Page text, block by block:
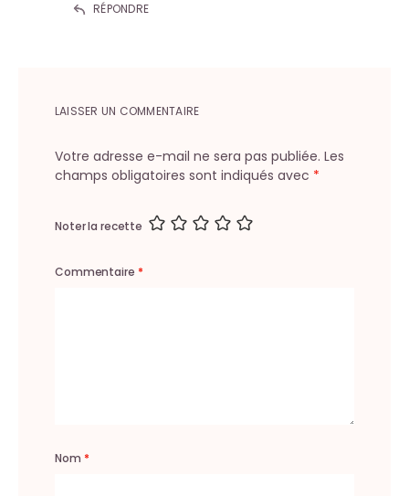
RÉPONDRE
LAISSER UN COMMENTAIRE
Votre adresse e-mail ne sera pas publiée. Les
champs obligatoires sont indiqués avec *
Noter la recette
Commentaire *
Nom *